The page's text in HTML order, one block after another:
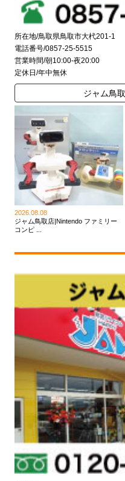
所在地/鳥取県鳥取市大杙201-1
電話番号/0857-25-5515
営業時間/朝10:00-夜20:00
定休日/年中無休
ジャム鳥
2026.08.08
ジャム鳥取店|Nintendo ファミリー
コンピ ...